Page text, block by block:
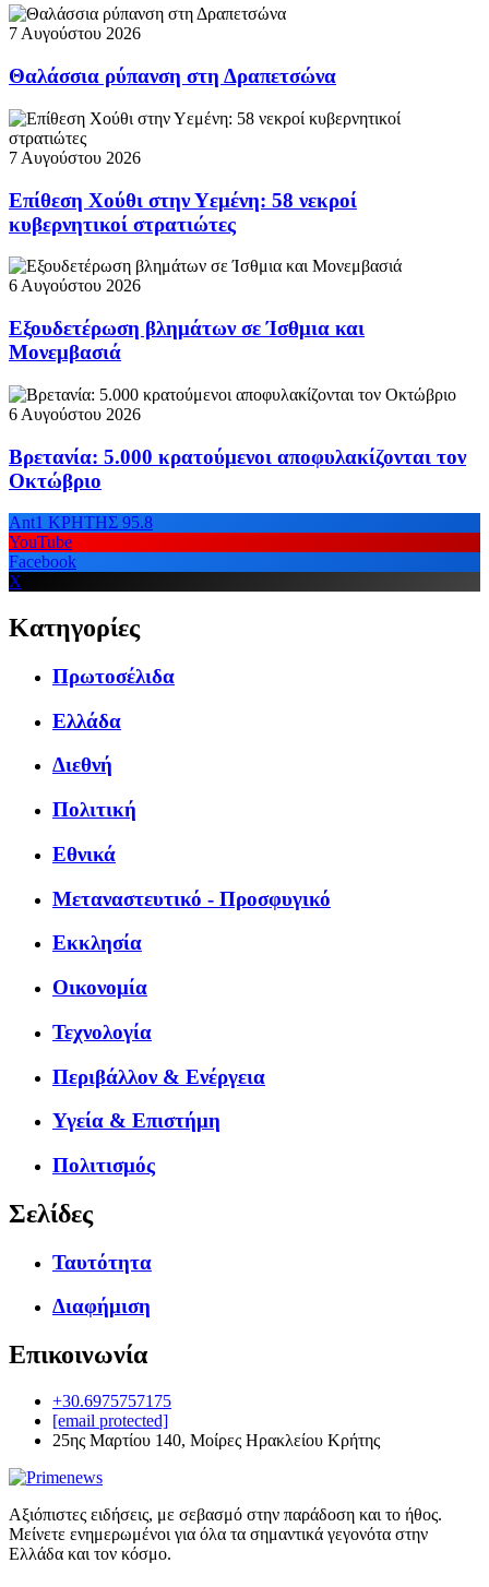
7 Αυγούστου 2026
Θαλάσσια ρύπανση στη Δραπετσώνα
7 Αυγούστου 2026
Επίθεση Χούθι στην Υεμένη: 58 νεκροί
κυβερνητικοί στρατιώτες
6 Αυγούστου 2026
Εξουδετέρωση βλημάτων σε Ίσθμια και
Μονεμβασιά
6 Αυγούστου 2026
Βρετανία: 5.000 κρατούμενοι αποφυλακίζονται τον
Οκτώβριο
Ant1 ΚΡΗΤΗΣ 95.8
YouTube
Facebook
X
Κατηγορίες
Πρωτοσέλιδα
Ελλάδα
Διεθνή
Πολιτική
Εθνικά
Μεταναστευτικό - Προσφυγικό
Εκκλησία
Οικονομία
Τεχνολογία
Περιβάλλον & Ενέργεια
Υγεία & Επιστήμη
Πολιτισμός
Σελίδες
Ταυτότητα
Διαφήμιση
Επικοινωνία
+30.6975757175
[email protected]
25ης Μαρτίου 140, Μοίρες Ηρακλείου Κρήτης
Αξιόπιστες ειδήσεις, με σεβασμό στην παράδοση και το ήθος.
Μείνετε ενημερωμένοι για όλα τα σημαντικά γεγονότα στην
Ελλάδα και τον κόσμο.